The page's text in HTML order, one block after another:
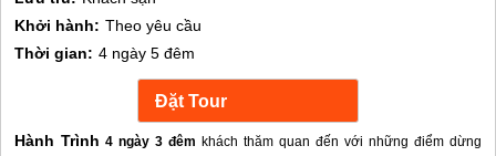
Khởi hành: Theo yêu cầu
Thời gian: 4 ngày 5 đêm
Hành Trình 4 ngày 3 đêm khách thăm quan đến với những điểm dừng